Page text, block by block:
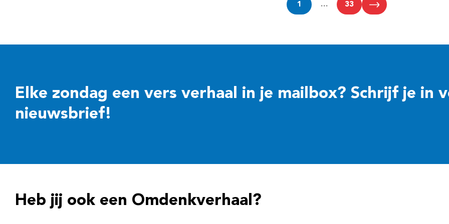
1 … 33
Elke zondag een vers verhaal in je mailbox? Schrijf je in
nieuwsbrief!
Heb jij ook een Omdenkverhaal?